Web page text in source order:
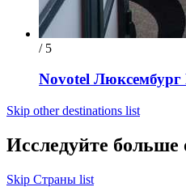
/ 5
Novotel Люксембург
Skip other destinations list
Исследуйте больше
Skip Страны list